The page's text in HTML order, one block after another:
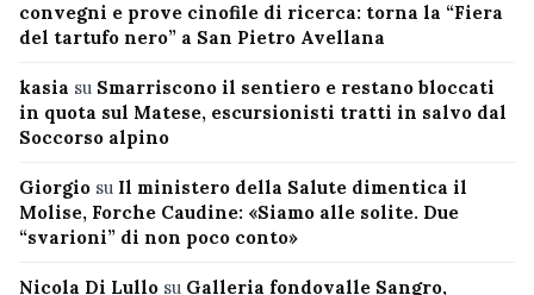
convegni e prove cinofile di ricerca: torna la “Fiera
del tartufo nero” a San Pietro Avellana
kasia su Smarriscono il sentiero e restano bloccati
in quota sul Matese, escursionisti tratti in salvo dal
Soccorso alpino
Giorgio su Il ministero della Salute dimentica il
Molise, Forche Caudine: «Siamo alle solite. Due
“svarioni” di non poco conto»
Nicola Di Lullo su Galleria fondovalle Sangro,